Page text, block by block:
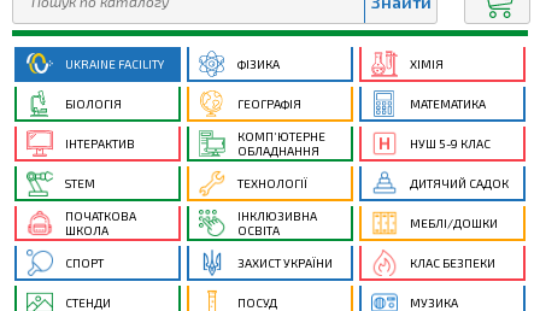
UKRAINE FACILITY ФІЗИКА ХІМІЯ
БІОЛОГІЯ ГЕОГРАФІЯ МАТЕМАТИКА
ІНТЕРАКТИВ
КОМП’ЮТЕРНЕ
ОБЛАДНАННЯ
НУШ 5-9 КЛАС
STEM ТЕХНОЛОГІЇ ДИТЯЧИЙ САДОК
ПОЧАТКОВА
ШКОЛА
ІНКЛЮЗИВНА
ОСВІТА
МЕБЛІ/ДОШКИ
СПОРТ ЗАХИСТ УКРАЇНИ КЛАС БЕЗПЕКИ
СТЕНДИ ПОСУД МУЗИКА